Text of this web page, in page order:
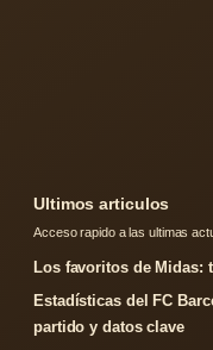
Ultimos articulos
Acceso rapido a las ultimas
Los favoritos de Midas:
Estadísticas del FC
partido y datos clave